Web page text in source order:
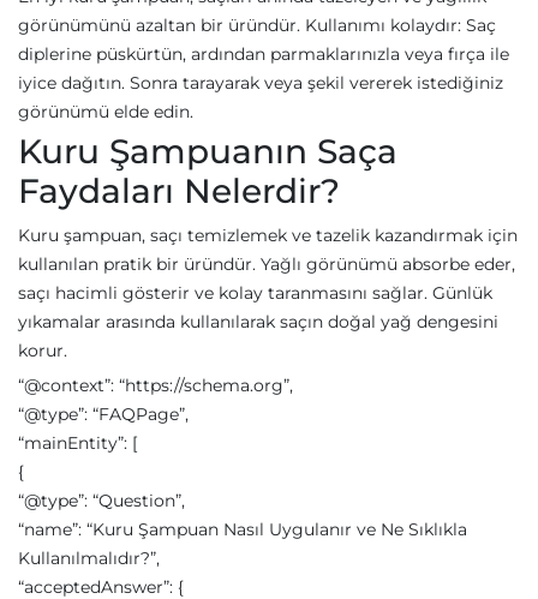
görünümünü azaltan bir üründür. Kullanımı kolaydır: Saç
diplerine püskürtün, ardından parmaklarınızla veya fırça ile
iyice dağıtın. Sonra tarayarak veya şekil vererek istediğiniz
görünümü elde edin.
Kuru Şampuanın Saça
Faydaları Nelerdir?
Kuru şampuan, saçı temizlemek ve tazelik kazandırmak için
kullanılan pratik bir üründür. Yağlı görünümü absorbe eder,
saçı hacimli gösterir ve kolay taranmasını sağlar. Günlük
yıkamalar arasında kullanılarak saçın doğal yağ dengesini
korur.
“@context”: “https://schema.org”,
“@type”: “FAQPage”,
“mainEntity”: [
{
“@type”: “Question”,
“name”: “Kuru Şampuan Nasıl Uygulanır ve Ne Sıklıkla
Kullanılmalıdır?”,
“acceptedAnswer”: {